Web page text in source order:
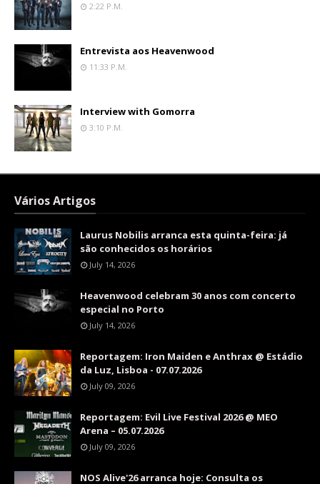
2:22 P.m.
Entrevista aos Heavenwood
11:33 P.m.
Interview with Gomorra
3:10 P.m.
Vários Artigos
Laurus Nobilis arranca esta quinta-feira: já
são conhecidos os horários
July 14, 2026
Heavenwood celebram 30 anos com concerto
especial no Porto
July 14, 2026
Reportagem: Iron Maiden e Anthrax @ Estádio
da Luz, Lisboa - 07.07.2026
July 09, 2026
Reportagem: Evil Live Festival 2026 @ MEO
Arena – 05.07.2026
July 09, 2026
NOS Alive'26 arranca hoje: Consulta os